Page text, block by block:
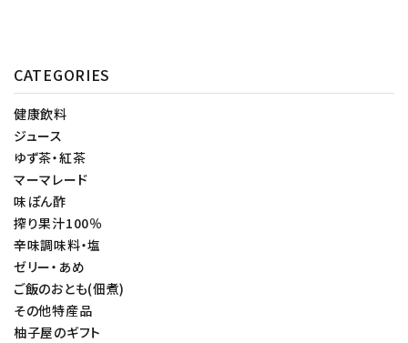
CATEGORIES
健康飲料
ジュース
ゆず茶・紅茶
マーマレード
味ぽん酢
搾り果汁100％
辛味調味料・塩
ゼリー・あめ
ご飯のおとも(佃煮)
その他特産品
柚子屋のギフト